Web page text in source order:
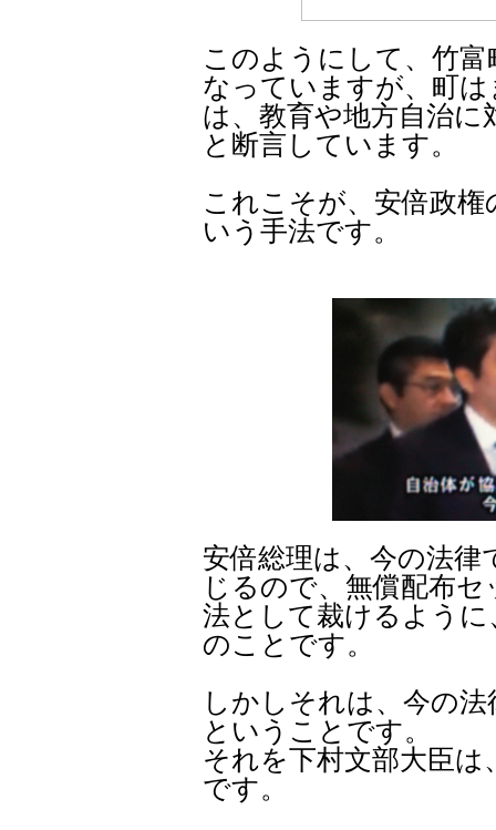
このようにして、竹
なっていますが、町
は、教育や地方自治に
と断言しています。
これこそが、安倍政
いう手法です。
安倍総理は、今の法
じるので、無償配布
法として裁けるよう
のことです。
しかしそれは、今の
ということです。
それを下村文部大臣
です。